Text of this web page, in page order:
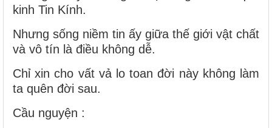
kinh Tin Kính.
Nhưng sống niềm tin ấy giữa thế giới vật chất
và vô tín là điều không dễ.
Chỉ xin cho vất vả lo toan đời này không làm
ta quên đời sau.
Cầu nguyện :